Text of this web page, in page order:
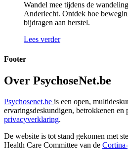
Wandel mee tijdens de
Anderlecht. Ontdek hoe
bijdragen aan herstel.
Lees verder
Footer
Over PsychoseNet.be
Psychosenet.be is een open,
ervaringsdeskundigen, betrokkenen
privacyverklaring.
De website is tot stand gekomen met
Health Care Committee van de